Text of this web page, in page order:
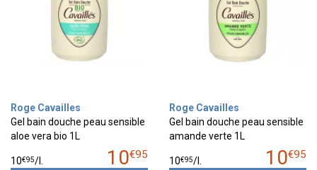
Roge Cavailles
Gel bain douche peau sensible
aloe vera bio 1L
10€95
10€95/
Roge Cavailles
Gel bain douche peau sensible
amande verte 1L
10€95
10€95/